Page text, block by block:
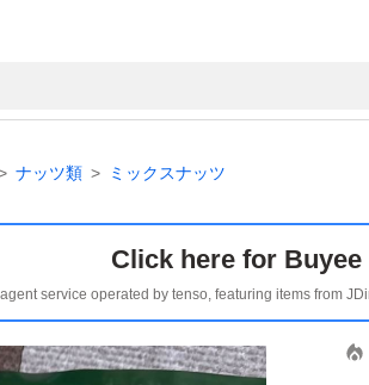
ナッツ類 ミックスナッツ
Click here for Buyee
service operated by tenso, featuring items from